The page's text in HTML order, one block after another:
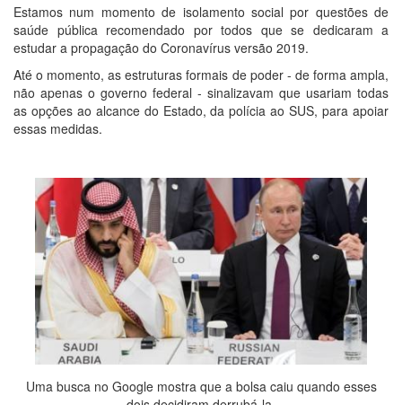
Estamos num momento de isolamento social por questões de
saúde pública recomendado por todos que se dedicaram a
estudar a propagação do Coronavírus versão 2019.
Até o momento, as estruturas formais de poder - de forma ampla,
não apenas o governo federal - sinalizavam que usariam todas
as opções ao alcance do Estado, da polícia ao SUS, para apoiar
essas medidas.
Uma busca no Google mostra que a bolsa caiu quando esses